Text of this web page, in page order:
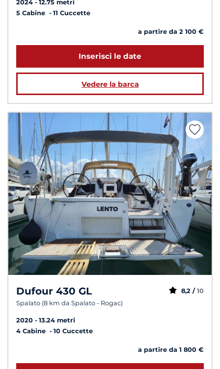
2024
12.75 metri
5 Cabine
11 Cuccette
a partire da 2 100 €
Inserisci le date
Vedere la barca
Dufour 430 GL
Spalato (8 km da Spalato - Rogac)
8,2 / 10
2020
13.24 metri
4 Cabine
10 Cuccette
a partire da 1 800 €